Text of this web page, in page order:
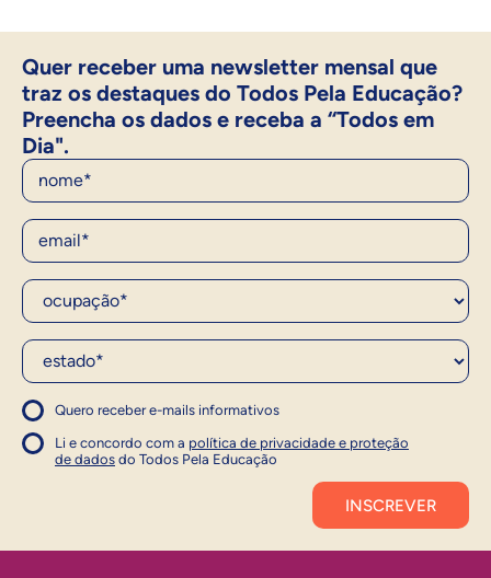
Quer receber uma newsletter mensal que
traz os destaques do Todos Pela Educação?
Preencha os dados e receba a “Todos em
Dia".
Nome
E-Mail
Ocupação*
Estado*
Quero receber e-mails informativos
1
Concordo com a política
Concordo com a política
Li e concordo com a política de privacidade e proteção
de dados do Todos Pela Educação
1